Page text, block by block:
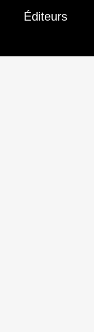
Éditeurs